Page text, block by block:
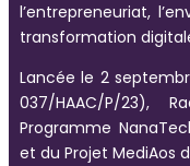
l’entrepreneuriat,
transformation
Lancée le 2
037/HAAC/P/23),
Programme
et du Projet MediAos